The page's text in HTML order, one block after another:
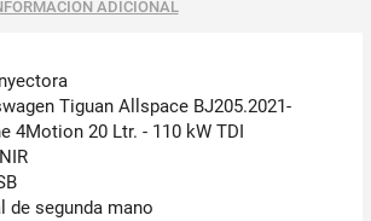
ADICIONAL
Tiguan Allspace BJ205.2021-
4Motion 20 Ltr. - 110 kW TDI
de segunda mano